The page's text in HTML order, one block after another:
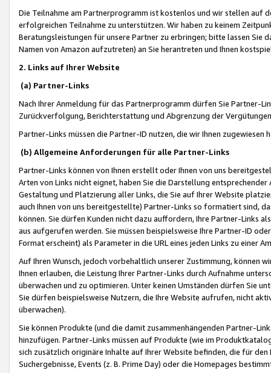
Die Teilnahme am Partnerprogramm ist kostenlos und wir stellen auf
erfolgreichen Teilnahme zu unterstützen. Wir haben zu keinem
Beratungsleistungen für unsere Partner zu erbringen; bitte lassen Sie
Namen von Amazon aufzutreten) an Sie herantreten und Ihnen
2. Links auf Ihrer Website
(a) Partner-Links
Nach Ihrer Anmeldung für das Partnerprogramm dürfen Sie Partner-
Zurückverfolgung, Berichterstattung und Abgrenzung der
Partner-Links müssen die Partner-ID nutzen, die wir Ihnen zugewiesen
(b) Allgemeine Anforderungen für alle Partner-Links
Partner-Links können von Ihnen erstellt oder Ihnen von uns
Arten von Links nicht eignet, haben Sie die Darstellung
Gestaltung und Platzierung aller Links, die Sie auf Ihrer Website
auch Ihnen von uns bereitgestellte) Partner-Links so formatiert sind,
können. Sie dürfen Kunden nicht dazu auffordern, Ihre Partner-Links
aus aufgerufen werden. Sie müssen beispielsweise Ihre Partner-ID
Format erscheint) als Parameter in die URL eines jeden Links zu einer
Auf Ihren Wunsch, jedoch vorbehaltlich unserer Zustimmung, können
Ihnen erlauben, die Leistung Ihrer Partner-Links durch Aufnahme
überwachen und zu optimieren. Unter keinen Umständen dürfen Sie
Sie dürfen beispielsweise Nutzern, die Ihre Website aufrufen, nicht
überwachen).
Sie können Produkte (und die damit zusammenhängenden Partner-
hinzufügen. Partner-Links müssen auf Produkte (wie im
sich zusätzlich originäre Inhalte auf Ihrer Website befinden, die für
Suchergebnisse, Events (z. B. Prime Day) oder die Homepages